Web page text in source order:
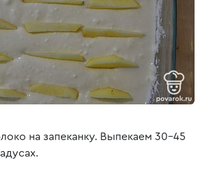
на запеканку. Выпекаем 30-45